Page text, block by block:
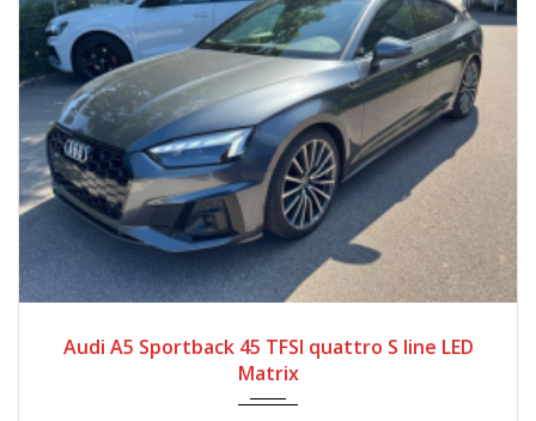
Audi A5 Sportback 45 TFSI quattro S line LED
Matrix